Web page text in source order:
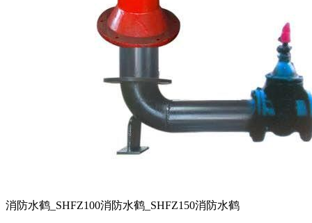
消防水鹤_SHFZ100消防水鹤_SHFZ150消防水鹤